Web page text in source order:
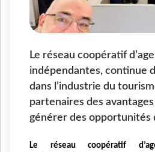
Le réseau coopératif
indépendantes, continue
dans l’industrie du
partenaires des
générer des opportunités
Le réseau coopératif